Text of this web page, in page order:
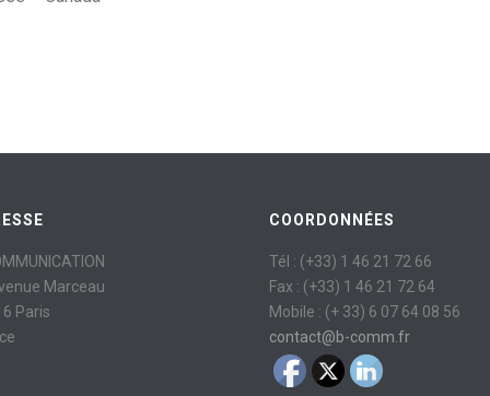
Marceau
Paris
COORDONNÉES
Tél : (+33) 1 46 21 72 66
Fax : (+33) 1 46 21 72 64
Mobile : (+ 33) 6 07 64 08 56
contact@b-comm.fr